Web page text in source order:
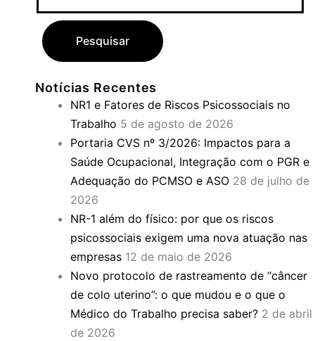
Notícias Recentes
NR1 e Fatores de Riscos Psicossociais no
Trabalho 5 de agosto de 2026
Portaria CVS nº 3/2026: Impactos para a
Saúde Ocupacional, Integração com o PGR e
Adequação do PCMSO e ASO 28 de julho de
2026
NR-1 além do físico: por que os riscos
psicossociais exigem uma nova atuação nas
empresas 12 de maio de 2026
Novo protocolo de rastreamento de “câncer
de colo uterino”: o que mudou e o que o
Médico do Trabalho precisa saber? 2 de abril
de 2026